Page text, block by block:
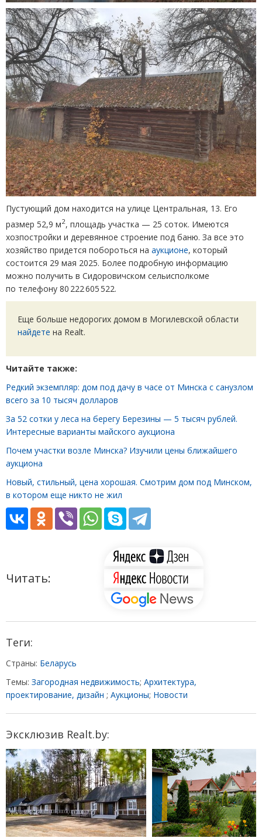
Пустующий дом находится на улице Центральная, 13. Его
размер 52,9 м2, площадь участка — 25 соток. Имеются
хозпостройки и деревянное строение под баню. За все это
хозяйство придется побороться на аукционе, который
состоится 29 мая 2025. Более подробную информацию
можно получить в Сидоровичском сельисполкоме
по телефону 80 222 605 522.
Еще больше недорогих домом в Могилевской области
найдете на Realt.
Читайте также:
Редкий экземпляр: дом под дачу в часе от Минска с санузлом
всего за 10 тысяч долларов
За 52 сотки у леса на берегу Березины — 5 тысяч рублей.
Интересные варианты майского аукциона
Почем участки возле Минска? Изучили цены ближайшего
аукциона
Новый, стильный, цена хорошая. Смотрим дом под Минском,
в котором еще никто не жил
Читать:
Теги:
Страны: Беларусь
Темы: Загородная недвижимость; Архитектура,
проектирование, дизайн ; Аукционы; Новости
Эксклюзив Realt.by: